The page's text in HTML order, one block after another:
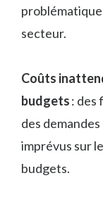
secteur.
Coûts
budgets: des
des
imprévus sur
budgets.